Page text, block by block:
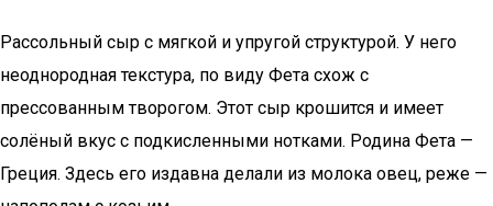
Рассольный сыр с мягкой и упругой структурой. У него
неоднородная текстура, по виду Фета схож с
прессованным творогом. Этот сыр крошится и имеет
солёный вкус с подкисленными нотками. Родина Фета —
Греция. Здесь его издавна делали из молока овец, реже —